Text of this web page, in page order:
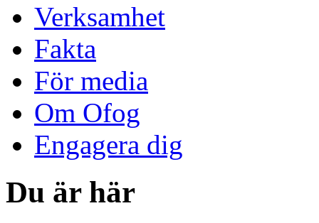
Verksamhet
Fakta
För media
Om Ofog
Engagera dig
Du är här